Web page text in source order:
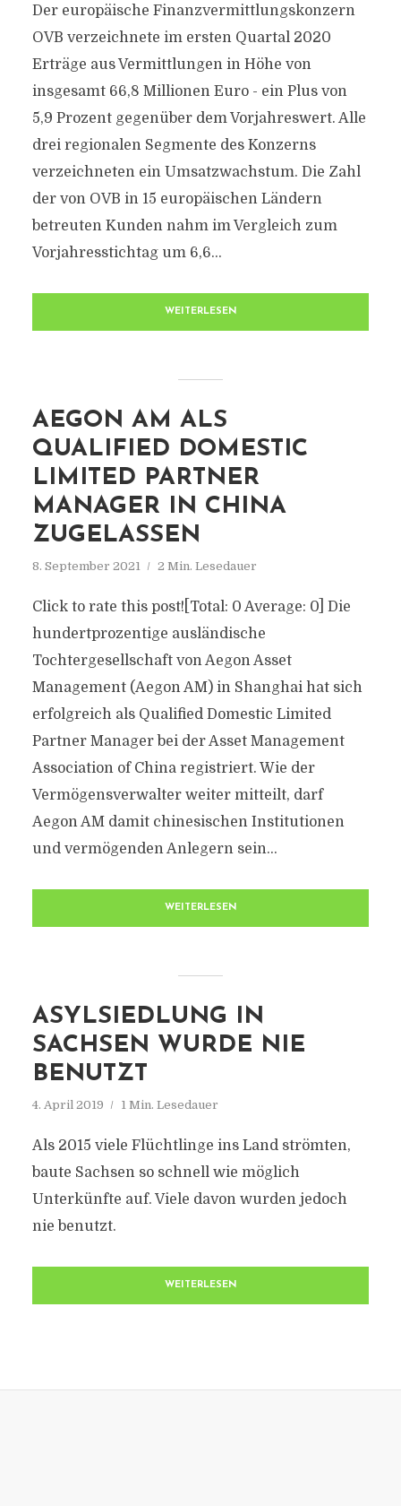
Der europäische Finanzvermittlungskonzern
OVB verzeichnete im ersten Quartal 2020
Erträge aus Vermittlungen in Höhe von
insgesamt 66,8 Millionen Euro - ein Plus von
5,9 Prozent gegenüber dem Vorjahreswert. Alle
drei regionalen Segmente des Konzerns
verzeichneten ein Umsatzwachstum. Die Zahl
der von OVB in 15 europäischen Ländern
betreuten Kunden nahm im Vergleich zum
Vorjahresstichtag um 6,6...
WEITERLESEN
AEGON AM ALS
QUALIFIED DOMESTIC
LIMITED PARTNER
MANAGER IN CHINA
ZUGELASSEN
8. September 2021 2 Min. Lesedauer
Click to rate this post![Total: 0 Average: 0] Die
hundertprozentige ausländische
Tochtergesellschaft von Aegon Asset
Management (Aegon AM) in Shanghai hat sich
erfolgreich als Qualified Domestic Limited
Partner Manager bei der Asset Management
Association of China registriert. Wie der
Vermögensverwalter weiter mitteilt, darf
Aegon AM damit chinesischen Institutionen
und vermögenden Anlegern sein...
WEITERLESEN
ASYLSIEDLUNG IN
SACHSEN WURDE NIE
BENUTZT
4. April 2019 1 Min. Lesedauer
Als 2015 viele Flüchtlinge ins Land strömten,
baute Sachsen so schnell wie möglich
Unterkünfte auf. Viele davon wurden jedoch
nie benutzt.
WEITERLESEN